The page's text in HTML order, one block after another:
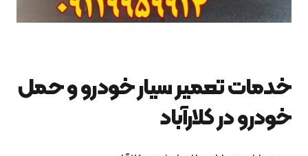
خدمات تعمیر سیار خودرو و حمل
خودرو در کلارآباد